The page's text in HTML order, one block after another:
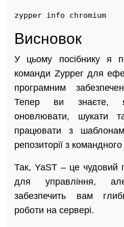
zypper info chromium
Висновок
У цьому посібнику я
команди Zypper для
програмним
Тепер ви знаєте,
оновлювати, шукати
працювати з
репозиторії з
Так, YaST – це чудовий
для управління,
забезпечить вам
роботи на сервері.